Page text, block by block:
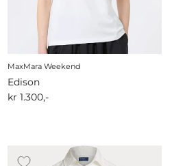
MaxMara Weekend
Edison
kr 1.300,-